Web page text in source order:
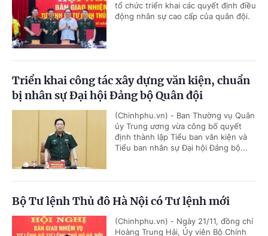
tổ chức triển khai các quyết định điều
động nhân sự cao cấp của quân đội.
Triển khai công tác xây dựng văn kiện, chuẩn
bị nhân sự Đại hội Đảng bộ Quân đội
(Chinhphu.vn) - Ban Thường vụ Quân
ủy Trung ương vừa công bố quyết
định thành lập Tiểu ban văn kiện và
Tiểu ban nhân sự Đại hội Đảng bộ...
Bộ Tư lệnh Thủ đô Hà Nội có Tư lệnh mới
(Chinhphu.vn) - Ngày 21/11, đồng chí
Hoàng Trung Hải, Ủy viên Bộ Chính